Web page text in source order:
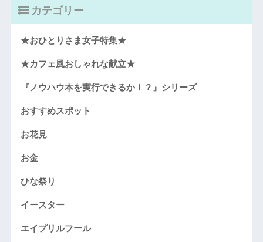
カテゴリー
★おひとりさま女子特集★
★カフェ風おしゃれな献立★
『ノウハウ本を実行できるか！？』シリーズ
おすすめスポット
お花見
お金
ひな祭り
イースター
エイプリルフール